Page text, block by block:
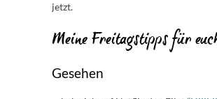
jetzt.
Meine Freitagstipps für
Gesehen